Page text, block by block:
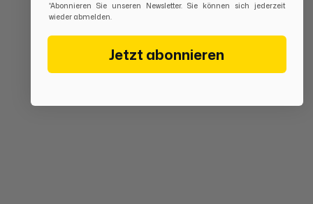
*Abonnieren Sie unseren Newsletter. Sie können sich jederzeit
wieder abmelden.
Jetzt abonnieren